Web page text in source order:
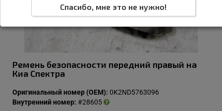
Ремень безопасности передний правый на
Киа Спектра
Оригинальный номер (OEM): 0K2ND5763096
Внутренний номер: #28605
Спасибо, мне это не нужно!